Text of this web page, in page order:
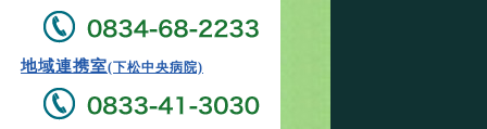
地域連携室(下松中央病院)